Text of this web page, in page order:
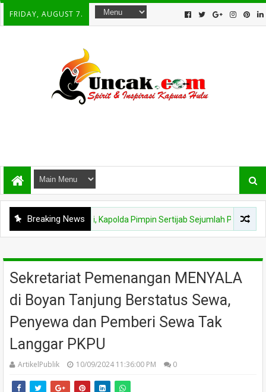
FRIDAY, AUGUST 7.
Breaking News
Hulu Berganti, Kapolda Pimpin Sertijab Sejumlah Pejabat dan
Sekretariat Pemenangan MENYALA
di Boyan Tanjung Berstatus Sewa,
Penyewa dan Pemberi Sewa Tak
Langgar PKPU
ArtikelPublik 10/09/2024 11:36:00 PM 0